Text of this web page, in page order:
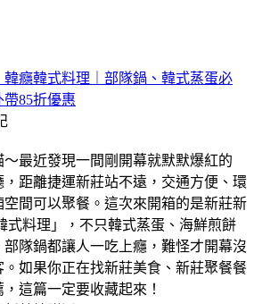
韓癮韓式料理｜部隊鍋、韓式蒸蛋必
85折優惠
最近發現一間剛開幕就默默爆紅的
，距離捷運新莊站不遠，交通方便、環
間可以聚餐。這次來開箱的是新莊新
式料理」，不只韓式蒸蛋、海鮮煎餅
隊鍋都讓人一吃上癮，難怪才開幕沒
如果你正在找新莊美食、新莊聚餐餐
這篇一定要收藏起來！